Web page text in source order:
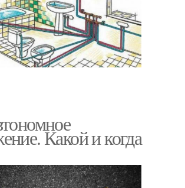
Какой и когда